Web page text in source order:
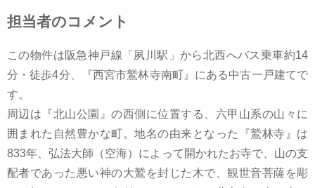
担当者のコメント
この物件は阪急神戸線「夙川駅」から北西へバス乗車約14
分・徒歩4分、『西宮市鷲林寺南町』にある中古一戸建てで
す。
周辺は『北山公園』の西側に位置する、六甲山系の山々に
囲まれた自然豊かな町。地名の由来となった『鷲林寺』は
833年、弘法大師（空海）によって開かれたお寺で、山の支
配者であった悪い神の大鷲を封じた木で、観世音菩薩を彫